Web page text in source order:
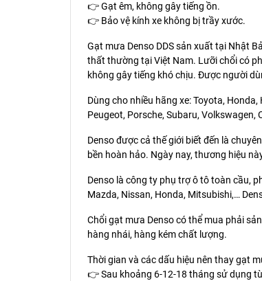
👉 Gạt êm, không gây tiếng ồn.
👉 Bảo vệ kính xe không bị trầy xước.
Gạt mưa Denso DDS sản xuất tại Nhật
thất thường tại Việt Nam. Lưỡi chổi có
không gây tiếng khó chịu. Được người
Dùng cho nhiều hãng xe: Toyota,
Peugeot, Porsche, Subaru, Volkswagen,
Denso được cả thế giới biết đến là
bền hoàn hảo. Ngày nay, thương hiệu
Denso là công ty phụ trợ ô tô toàn cầu,
Mazda, Nissan, Honda, Mitsubishi,…
Chổi gạt mưa Denso có thể mua phải
hàng nhái, hàng kém chất lượng.
Thời gian và các dấu hiệu nên thay gạt
👉 Sau khoảng 6-12-18 tháng sử dụng